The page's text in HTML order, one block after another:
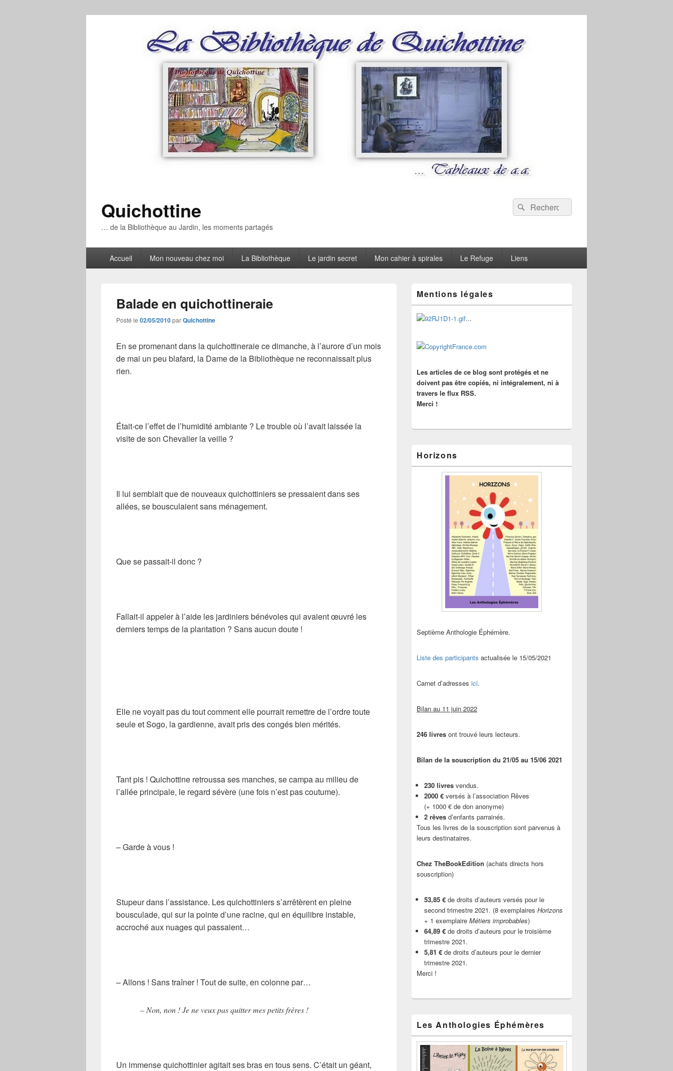
Quichottine
… de la Bibliothèque au Jardin, les moments partagés
Recherche :
Rechercher
principalAccueil Mon nouveau chez moi La Bibliothèque Le jardin secret Mon cahier à spirales Le Refuge Liens
Balade en quichottineraie
Posté le 02/05/2010parQuichottine
En se promenant dans la quichottineraie ce dimanche, à l’aurore d’un mois
de mai un peu blafard, la Dame de la Bibliothèque ne reconnaissait plus
rien.
Était-ce l’effet de l’humidité ambiante ? Le trouble où l’avait laissée la
visite de son Chevalier la veille ?
Il lui semblait que de nouveaux quichottiniers se pressaient dans ses
allées, se bousculaient sans ménagement.
Que se passait-il donc ?
Fallait-il appeler à l’aide les jardiniers bénévoles qui avaient œuvré les
derniers temps de la plantation ? Sans aucun doute !
Elle ne voyait pas du tout comment elle pourrait remettre de l’ordre toute
seule et Sogo, la gardienne, avait pris des congés bien mérités.
Tant pis ! Quichottine retroussa ses manches, se campa au milieu de
l’allée principale, le regard sévère (une fois n’est pas coutume).
– Garde à vous !
Stupeur dans l’assistance. Les quichottiniers s’arrêtèrent en pleine
bousculade, qui sur la pointe d’une racine, qui en équilibre instable,
accroché aux nuages qui passaient…
– Allons ! Sans traîner ! Tout de suite, en colonne par…
– Non, non ! Je ne veux pas quitter mes petits frères !
Un immense quichottinier agitait ses bras en tous sens. C’était un géant,
principale
de
widget
pour
barre
latérale
Mentions légales
...
Les articles de ce blog sont protégés et ne
doivent pas être copiés, ni intégralement, ni à
travers le flux RSS.
Merci !
Horizons
Septième Anthologie Éphémère.
Liste des participants actualisée le 15/05/2021
Carnet d’adresses ici.
Bilan au 11 juin 2022
246 livres ont trouvé leurs lecteurs.
Bilan de la souscription du 21/05 au 15/06 2021
230 livres vendus.
2000 € versés à l’association Rêves
(+ 1000 € de don anonyme)
2 rêves d’enfants parrainés.
Tous les livres de la souscription sont parvenus à
leurs destinataires.
Chez TheBookEdition (achats directs hors
souscription)
53,85 € de droits d’auteurs versés pour le
second trimestre 2021. (8 exemplaires Horizons
+ 1 exemplaire Métiers improbables)
64,89 € de droits d’auteurs pour le troisième
trimestre 2021.
5,81 € de droits d’auteurs pour le dernier
trimestre 2021.
Merci !
Les Anthologies Éphémères